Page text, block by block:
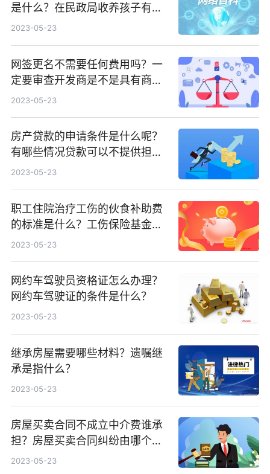
是什么？在民政局收养孩子有哪
些要求？
2023-05-23
网签更名不需要任何费用吗？一
定要审查开发商是不是具有商品
房的预售许可证吗？
2023-05-23
房产贷款的申请条件是什么呢？
有哪些情况贷款可以不提供担
保？
2023-05-23
职工住院治疗工伤的伙食补助费
的标准是什么？工伤保险基金支
付方式是什么？
2023-05-23
网约车驾驶员资格证怎么办理？
网约车驾驶证的条件是什么？
2023-05-23
继承房屋需要哪些材料？遗嘱继
承是指什么？
2023-05-23
房屋买卖合同不成立中介费谁承
担？房屋买卖合同纠纷由哪个法
院管辖？
2023-05-23